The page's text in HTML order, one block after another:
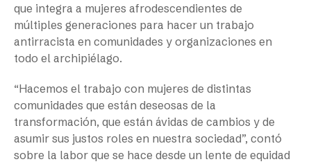
que integra a mujeres afrodescendientes de
múltiples generaciones para hacer un trabajo
antirracista en comunidades y organizaciones en
todo el archipiélago.
“Hacemos el trabajo con mujeres de distintas
comunidades que están deseosas de la
transformación, que están ávidas de cambios y de
asumir sus justos roles en nuestra sociedad”, contó
sobre la labor que se hace desde un lente de equidad